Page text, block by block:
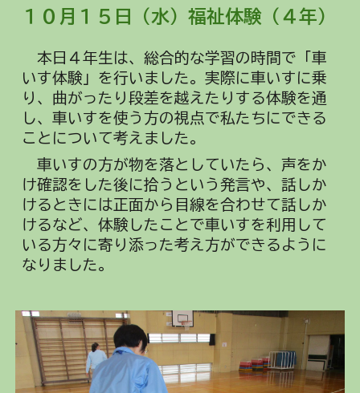
１０月１ ５ 日（ 水）福祉体験（４年）
本日 ４年生は、総合的な学習の時間で「車
いす体験」を行いました。実際に車いすに乗
り、曲がったり段差を越えたりする体験を通
し、車いすを使う方の視点で私たちにできる
ことについて考えました。
車いすの方が物を落としていたら、声をか
け確認をした後に拾うという発言や、話しか
けるときには正面から目線を合わせて話しか
けるなど、体験したことで車いすを利用して
いる方々に寄り添った考え方ができるように
なりました。